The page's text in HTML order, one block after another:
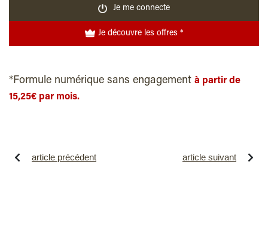
Je me connecte
Je découvre les offres *
*Formule numérique sans engagement à partir de
15,25€ par mois.
article précédent article suivant